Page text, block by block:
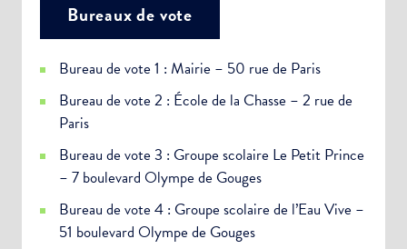
Bureaux de vote
Bureau de vote 1 : Mairie – 50 rue de Paris
Bureau de vote 2 : École de la Chasse – 2 rue de
Paris
Bureau de vote 3 : Groupe scolaire Le Petit Prince
– 7 boulevard Olympe de Gouges
Bureau de vote 4 : Groupe scolaire de l’Eau Vive –
51 boulevard Olympe de Gouges